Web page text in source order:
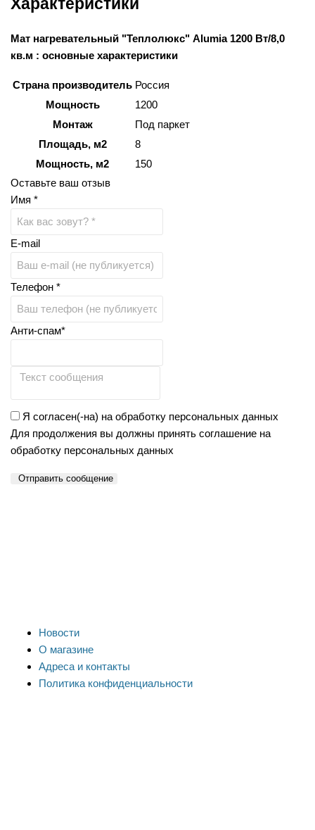
Характеристики
Мат нагревательный "Теплолюкс" Alumia 1200 Вт/8,0
кв.м : основные характеристики
Страна производитель Россия
Мощность
1200
Монтаж
Под паркет
Площадь, м2
8
Мощность, м2
150
Оставьте ваш отзыв
Имя *
E-mail
Телефон *
Анти-спам*
Я согласен(-на) на обработку персональных данных
Для продолжения вы должны принять соглашение на
обработку персональных данных
Отправить сообщение
Новости
О магазине
Адреса и контакты
Политика конфиденциальности